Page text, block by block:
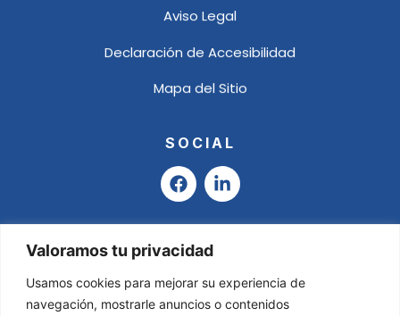
Valoramos tu privacidad
Usamos cookies para mejorar su experiencia de
navegación, mostrarle anuncios o contenidos
Aviso Legal
Declaración de Accesibilidad
Mapa del Sitio
SOCIAL
F
a
e
b
o
o
k
L
i
k
i
n